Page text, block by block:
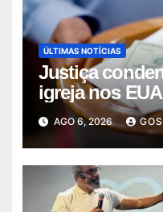
ÚLTIMAS NOTÍCIAS
Justiça
igreja nos
quas…
AGO 6, 2026